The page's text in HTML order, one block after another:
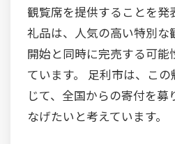
観覧席を提供することを発
礼品は、人気の高い特別な
開始と同時に完売する可
ています。 足利市は、こ
じて、全国からの寄付を募
なげたいと考えています。